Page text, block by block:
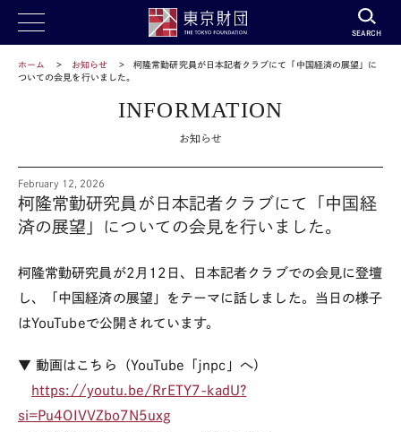
SEARCH
ホーム お知らせ
柯隆常勤研究員が日本記者クラブにて「中国経済の展望」に
ついての会見を行いました。
INFORMATION
お知らせ
February 12, 2026
柯隆常勤研究員が日本記者クラブにて「中国経
済の展望」についての会見を行いました。
柯隆常勤研究員が2月12日、日本記者クラブでの会見に登壇
し、「中国経済の展望」をテーマに話しました。当日の様子
はYouTubeで公開されています。
▼ 動画はこちら（YouTube「jnpc」へ）
https://youtu.be/RrETY7-kadU?
si=Pu4OIVVZbo7N5uxg